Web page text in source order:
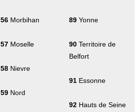
56 Morbihan
57 Moselle
58 Nievre
59 Nord
89 Yonne
90 Territoire de
Belfort
91 Essonne
92 Hauts de Seine